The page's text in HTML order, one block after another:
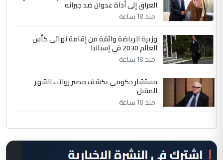
العراق إلى أداة عدوان ضد جيرانه
منذ 18 ساعة
وزيرة الرياضة واثقة من إقامة نهائي كأس
العالم 2030 في إسبانيا
منذ 18 ساعة
مستشار حكومي يكشف مصير رواتب الشهر
المقبل
منذ 18 ساعة